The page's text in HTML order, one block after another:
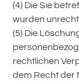
(4) Die Sie
wurden
(5) Die
rechtlichen
dem Recht der